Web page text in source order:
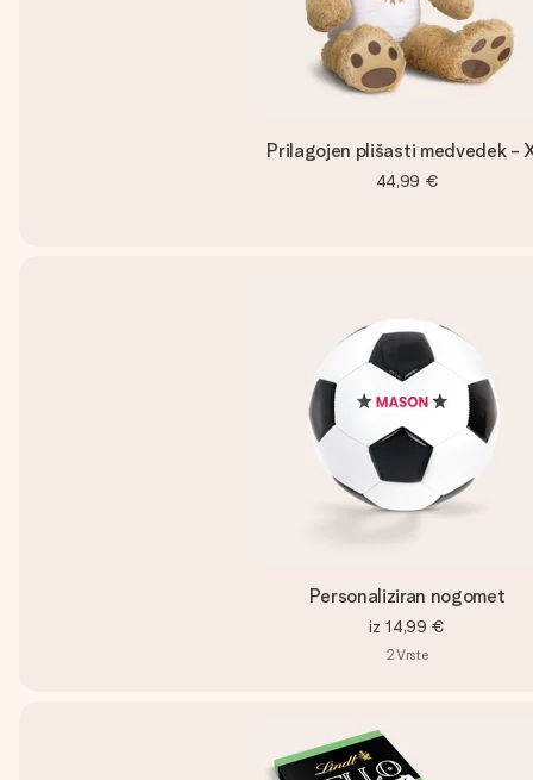
Prilagojen plišasti medvedek -
44,99 €
Personaliziran nogomet
iz 14,99 €
2Vrste